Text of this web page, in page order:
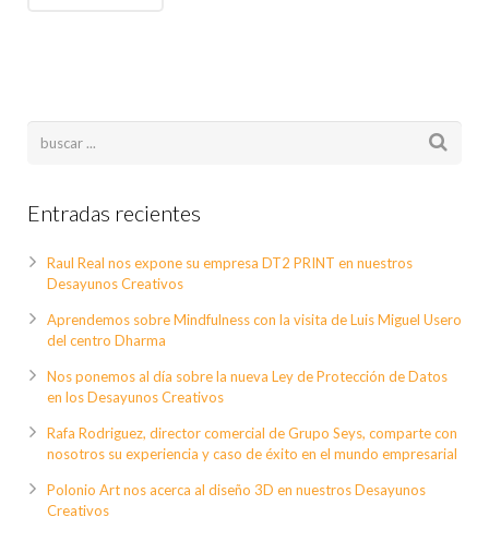
Entradas recientes
Raul Real nos expone su empresa DT2 PRINT en nuestros
Desayunos Creativos
Aprendemos sobre Mindfulness con la visita de Luis Miguel Usero
del centro Dharma
Nos ponemos al día sobre la nueva Ley de Protección de Datos
en los Desayunos Creativos
Rafa Rodriguez, director comercial de Grupo Seys, comparte con
nosotros su experiencia y caso de éxito en el mundo empresarial
Polonio Art nos acerca al diseño 3D en nuestros Desayunos
Creativos